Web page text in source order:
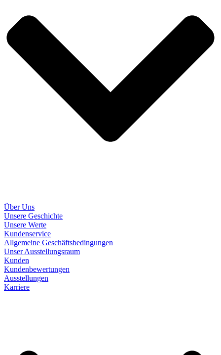
Über Uns
Unsere Geschichte
Unsere Werte
Kundenservice
Allgemeine Geschäftsbedingungen
Unser Ausstellungsraum
Kunden
Kundenbewertungen
Ausstellungen
Karriere